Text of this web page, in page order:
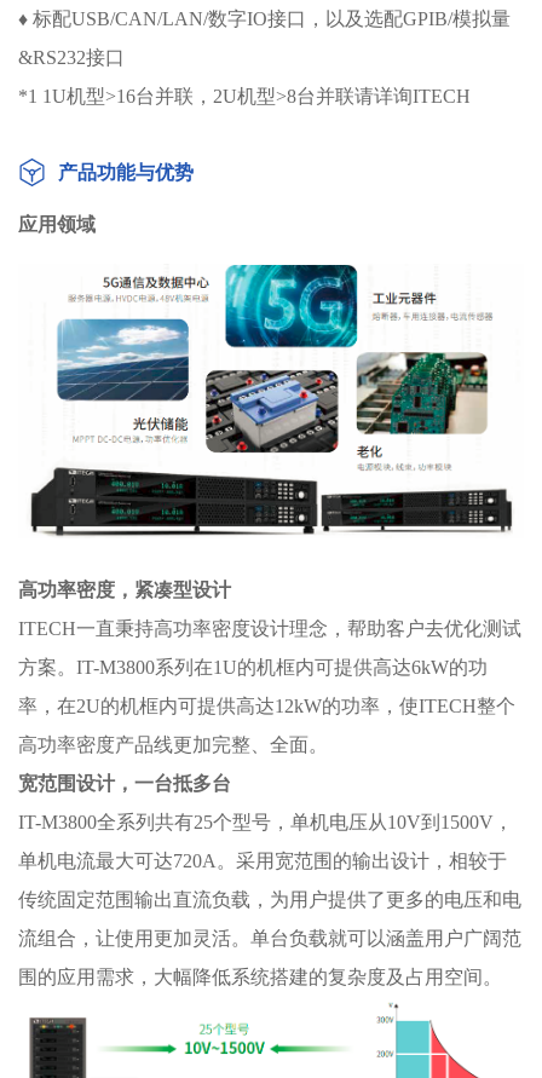
♦ 标配USB/CAN/LAN/数字IO接口，以及选配GPIB/模拟量
&RS232接口
*1 1U机型>16台并联，2U机型>8台并联请详询ITECH
产品功能与优势
应用领域
高功率密度，紧凑型设计
ITECH一直秉持高功率密度设计理念，帮助客户去优化测试
方案。IT-M3800系列在1U的机框内可提供高达6kW的功
率，在2U的机框内可提供高达12kW的功率，使ITECH整个
高功率密度产品线更加完整、全面。
宽范围设计，一台抵多台
IT-M3800全系列共有25个型号，单机电压从10V到1500V，
单机电流最大可达720A。采用宽范围的输出设计，相较于
传统固定范围输出直流负载，为用户提供了更多的电压和电
流组合，让使用更加灵活。单台负载就可以涵盖用户广阔范
围的应用需求，大幅降低系统搭建的复杂度及占用空间。